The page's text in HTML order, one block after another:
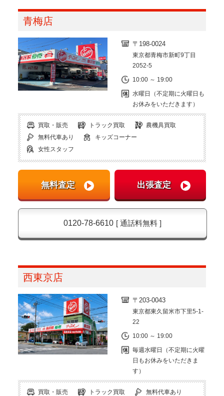
青梅店
〒198-0024
東京都青梅市新町9丁目
2052-5
10:00 ～ 19:00
水曜日（不定期に火曜日も
お休みをいただきます）
買取・販売 トラック買取
農機具買取
無料代車あり
キッズコーナー
女性スタッフ
0120-78-6610 [ 通話料無料 ]
西東京店
〒203-0043
東京都東久留米市下里5-1-
22
10:00 ～ 19:00
毎週水曜日（不定期に火曜
日もお休みをいただきま
す）
買取・販売 トラック買取 無料代車あり